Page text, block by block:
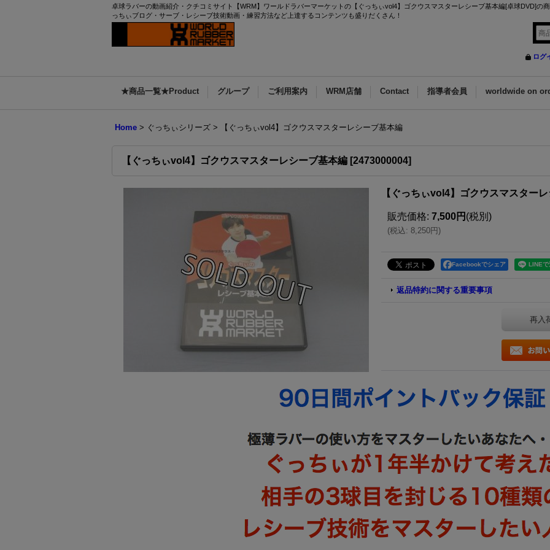
卓球ラバーの動画紹介・クチコミサイト【WRM】ワールドラバーマーケットの【ぐっちぃvol4】ゴクウスマスターレシーブ基本編[卓球DVD]の
っちぃブログ・サーブ・レシーブ技術動画・練習方法など上達するコンテンツも盛りだくさん！
ログ
★商品一覧★Product グループ ご利用案内 WRM店舗 Contact 指導者会員 worldwide on
Home > ぐっちぃシリーズ > 【ぐっちぃvol4】ゴクウスマスターレシーブ基本編
【ぐっちぃvol4】ゴクウスマスターレシーブ基本編 [2473000004]
【ぐっちぃvol4】ゴクウスマスター
販売価格: 7,500円 (税別)
(税込: 8,250円)
Facebookでシェア
返品特約に関する重要事項
再入